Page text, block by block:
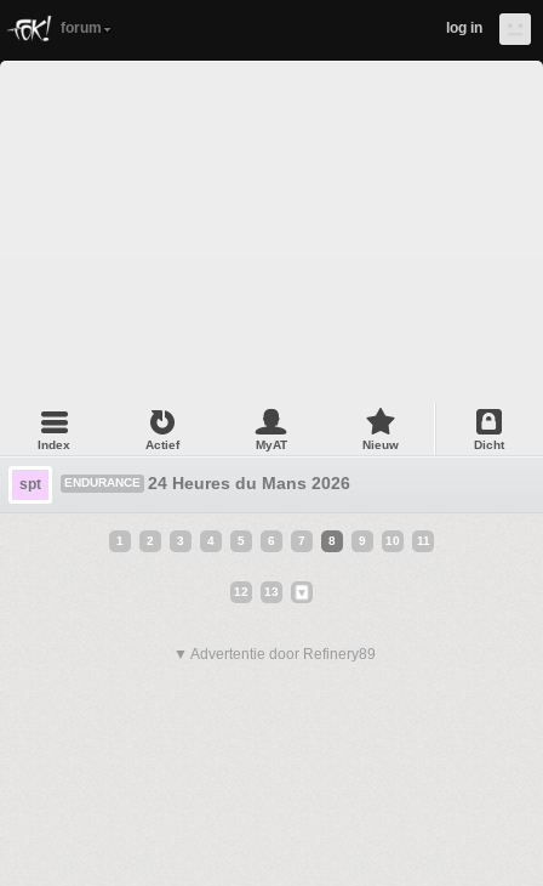
forum log in
Index Actief MyAT Nieuw Dicht
spt ENDURANCE 24 Heures du Mans 2026
1 2 3 4 5 6 7 8 9 10 11
12 13
▼ Advertentie door Refinery89